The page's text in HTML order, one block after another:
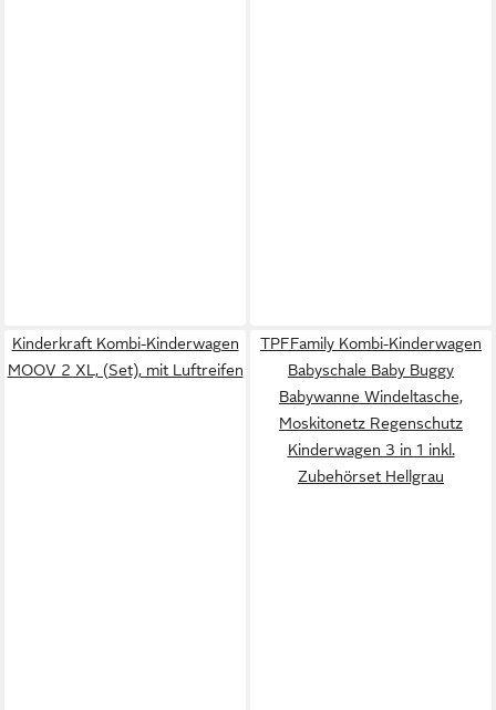
Kinderkraft Kombi-Kinderwagen
MOOV 2 XL, (Set), mit Luftreifen
TPFFamily Kombi-Kinderwagen
Babyschale Baby Buggy
Babywanne Windeltasche,
Moskitonetz Regenschutz
Kinderwagen 3 in 1 inkl.
Zubehörset Hellgrau